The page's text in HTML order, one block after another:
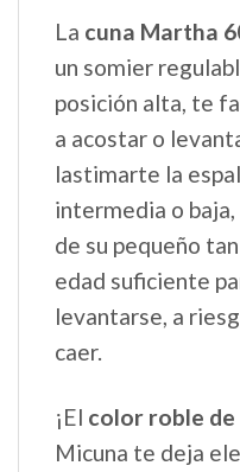
La cuna Martha
un somier
posición alta, te
a acostar o
lastimarte la
intermedia o
de su pequeño
edad suficiente
levantarse, a
caer.
¡El color roble
Micuna te deja